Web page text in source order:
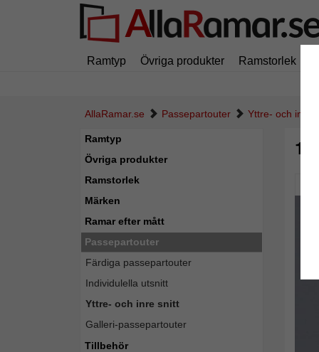
Ramtyp Övriga produkter Ramstorlek
AllaRamar.se Passepartouter Yttre- och inre
Ramtyp
Övriga produkter
Ramstorlek
Märken
Ramar efter mått
Passepartouter
Färdiga passepartouter
Individulella utsnitt
Yttre- och inre snitt
Galleri-passepartouter
Tillbehör